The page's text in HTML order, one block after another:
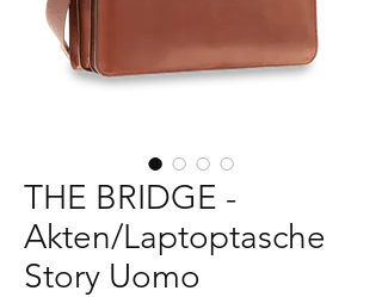
THE BRIDGE -
Akten/Laptoptasche
Story Uomo